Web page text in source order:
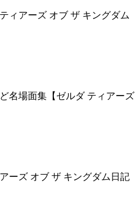
ィアーズ オブ ザ キングダム
名場面集【ゼルダ ティアーズ
ーズ オブ ザ キングダム日記